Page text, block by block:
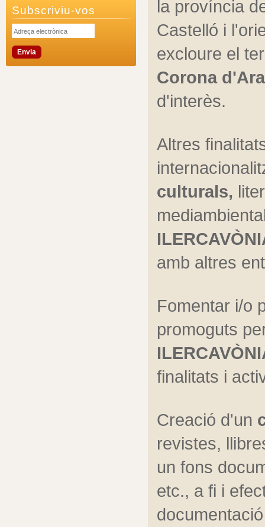
Subscriviu-vos
la província
Castelló i
excloure el
Corona
d'interès.
Altres
culturals,
amb altres
Fomentar i/o
finalitats i
Creació d'un
revistes,
un fons
etc., a fi i